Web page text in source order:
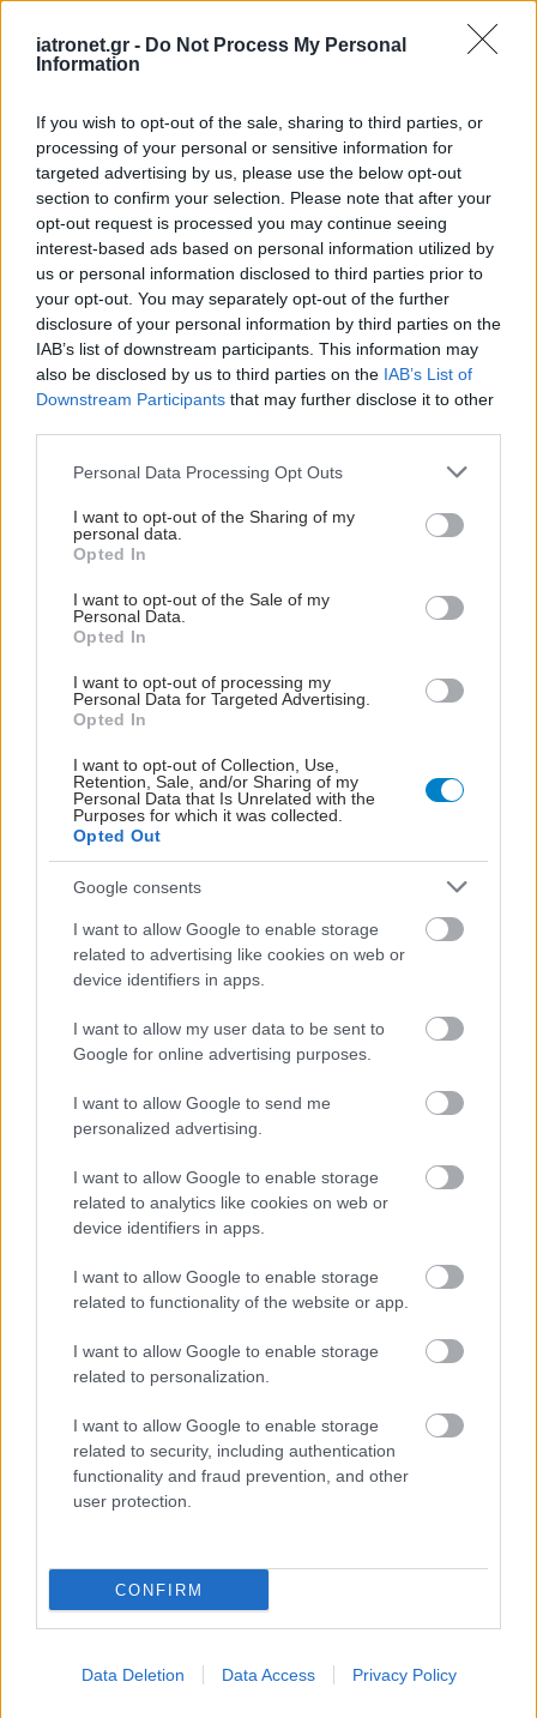
iatronet.gr - Do Not Process My Personal
Information
If you wish to opt-out of the sale, sharing to third parties, or
processing of your personal or sensitive information for
targeted advertising by us, please use the below opt-out
section to confirm your selection. Please note that after your
opt-out request is processed you may continue seeing
interest-based ads based on personal information utilized by
us or personal information disclosed to third parties prior to
your opt-out. You may separately opt-out of the further
disclosure of your personal information by third parties on the
IAB’s list of downstream participants. This information may
also be disclosed by us to third parties on the IAB’s List of
Downstream Participants that may further disclose it to other
Please note that this website/app uses one or more Google
not limited to your visit or usage behaviour. You may click to
grant or deny consent to Google and its third-party tags to
use your data for below specified purposes in below Google
consent section.
Personal Data Processing Opt Outs
I want to opt-out of the Sharing of my
personal data.
Opted In
I want to opt-out of the Sale of my
Personal Data.
Opted In
I want to opt-out of processing my
Personal Data for Targeted Advertising.
Opted In
I want to opt-out of Collection, Use,
Retention, Sale, and/or Sharing of my
Personal Data that Is Unrelated with the
Purposes for which it was collected.
Opted Out
Google consents
I want to allow Google to enable storage
related to advertising like cookies on web or
device identifiers in apps.
I want to allow my user data to be sent to
Google for online advertising purposes.
I want to allow Google to send me
personalized advertising.
I want to allow Google to enable storage
related to analytics like cookies on web or
device identifiers in apps.
I want to allow Google to enable storage
related to functionality of the website or app.
I want to allow Google to enable storage
related to personalization.
I want to allow Google to enable storage
related to security, including authentication
functionality and fraud prevention, and other
user protection.
CONFIRM
Data Deletion Data Access Privacy Policy
διαταραχής
Τσίμπησε έντομο το
παιδί μου: είναι απλή
ενόχληση ή αλλεργική
αντίδραση;
Οι αλλαγές στο σώμα
που θεωρούνται
φυσιολογικές με το
πέρασμα του χρόνου
και τα οστά ένα
υγεία τη σωματική
του φάσματος: Όταν ο
αυτισμός γερνάει στην
ΔΕΙΤΕ ΕΠΙΣΗΣ